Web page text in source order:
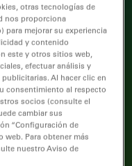
otras tecnologías de
nos proporciona
para mejorar su experiencia
y contenido
este y otros sitios web,
efectuar análisis y
Al hacer clic en
consentimiento al respecto
socios (consulte el
cambiar sus
“Configuración de
web. Para obtener más
nuestro Aviso de